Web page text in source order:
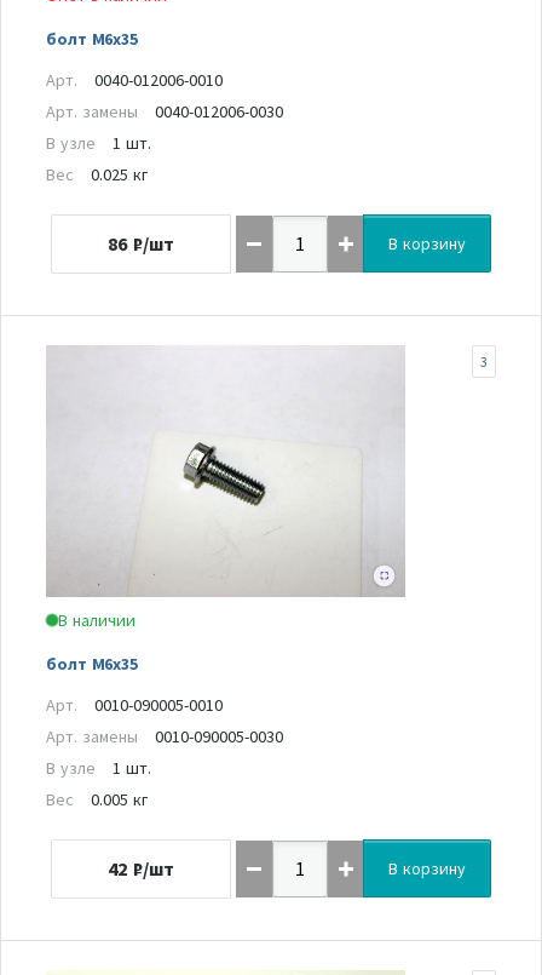
болт M6x35
Арт.
0040-012006-0010
Арт. замены
0040-012006-0030
В узле
1 шт.
Вес
0.025 кг
86 ₽/шт В корзину
В наличии
болт M6x35
3
Арт.
0010-090005-0010
Арт. замены
0010-090005-0030
В узле
1 шт.
Вес
0.005 кг
42 ₽/шт В корзину